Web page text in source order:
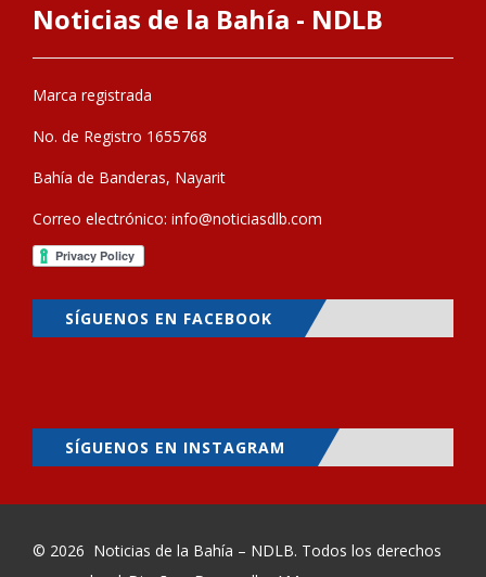
Noticias de la Bahía - NDLB
Marca registrada
No. de Registro 1655768
Bahía de Banderas, Nayarit
Correo electrónico: info@noticiasdlb.com
SÍGUENOS EN FACEBOOK
SÍGUENOS EN INSTAGRAM
© 2026 Noticias de la Bahía – NDLB. Todos los derechos